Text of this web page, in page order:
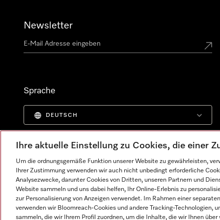
Newsletter
Sprache
DEUTSCH
Ihre aktuelle Einstellung zu Cookies, die einer
Um die ordnungsgemäße Funktion unserer Website zu gewährleisten,
Ihrer Zustimmung verwenden wir auch nicht unbedingt erforderliche
Analysezwecke, darunter Cookies von Dritten, unseren Partnern und
Website sammeln und uns dabei helfen, Ihr Online-Erlebnis zu
zur Personalisierung von Anzeigen verwendet. Im Rahmen einer
verwenden wir Bloomreach-Cookies und andere Tracking-Technologien,
sammeln, die wir Ihrem Profil zuordnen, um die Inhalte, die wir Ihnen